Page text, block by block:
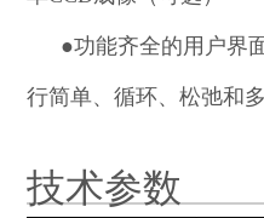
●功能齐全的用户界
行简单、循环、松弛和
技术参数